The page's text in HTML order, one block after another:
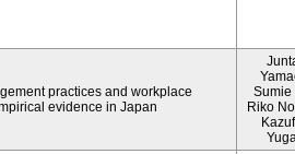
practices and workplace
evidence in Japan
Sumie
Riko